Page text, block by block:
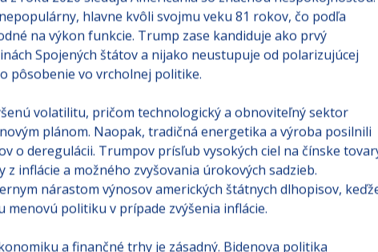
z roku 2020 sledujú Američania so značnou nespokojnosťou.
hlavne kvôli svojmu veku 81 rokov, čo podľa
na výkon funkcie. Trump zase kandiduje ako prvý
Spojených štátov a nijako neustupuje od polarizujúcej
volatilitu, pričom technologický a obnoviteľný sektor
plánom. Naopak, tradičná energetika a výroba posilnili
o deregulácii. Trumpov prísľub vysokých ciel na čínske tovary
z inflácie a možného zvyšovania úrokových sadzieb.
nárastom výnosov amerických štátnych dlhopisov, keďže